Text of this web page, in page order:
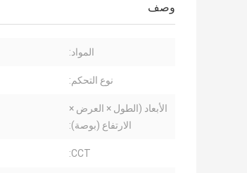
وصف
المواد:
نوع التحكم:
الأبعاد (الطول × العرض ×
الارتفاع (بوصة):
CCT: